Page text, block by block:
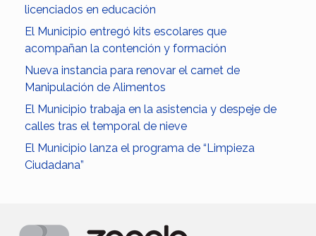
licenciados en educación
El Municipio entregó kits escolares que
acompañan la contención y formación
Nueva instancia para renovar el carnet de
Manipulación de Alimentos
El Municipio trabaja en la asistencia y despeje de
calles tras el temporal de nieve
El Municipio lanza el programa de “Limpieza
Ciudadana”